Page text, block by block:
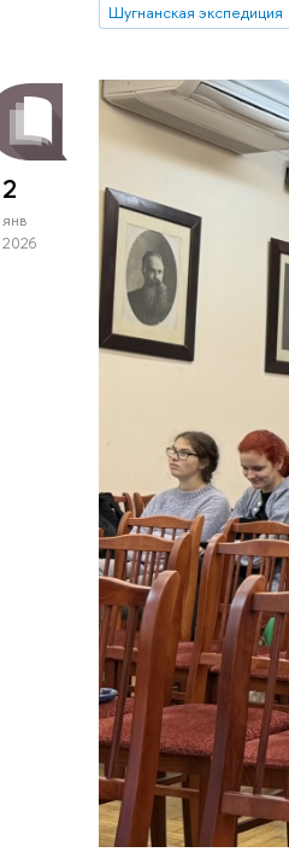
Шугнанская экспедиция
2
янв
2026